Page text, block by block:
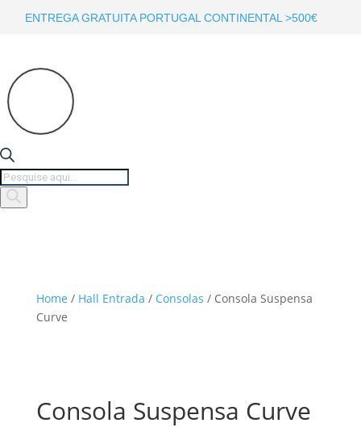
ENTREGA GRATUITA PORTUGAL CONTINENTAL >500€
Products
search
Home / Hall Entrada / Consolas / Consola Suspensa
Curve
Consola Suspensa Curve